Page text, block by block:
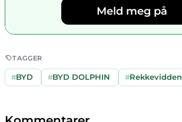
Meld meg på
TAGGER
#BYD #BYD DOLPHIN #Rekkevidden